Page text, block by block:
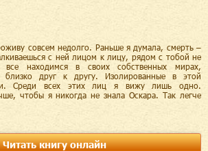
совсем недолго. Раньше я думала, смерть –
с ней лицом к лицу, рядом с тобой не
находимся в своих собственных мирах,
близко друг к другу. Изолированные в этой
Среди всех этих лиц я вижу лишь одно.
чтобы я никогда не знала Оскара. Так легче
Читать книгу онлайн